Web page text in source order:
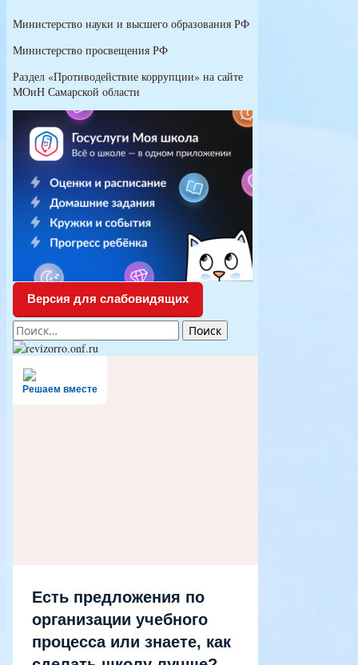
Министерство науки и высшего образования РФ
Министерство просвещения РФ
Раздел «Противодействие коррупции» на сайте
МОиН Самарской области
Версия для слабовидящих
Найти:
Решаем вместе
Есть предложения по
организации учебного
процесса или знаете, как